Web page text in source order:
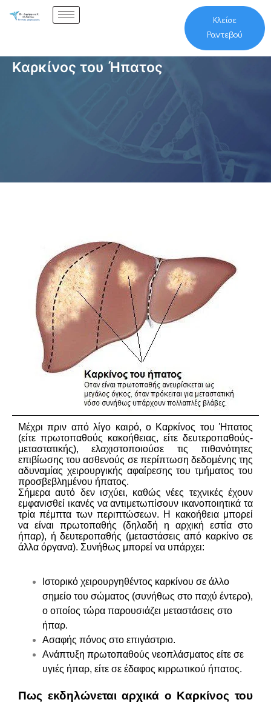
Κλείσε
Ραντεβού
Καρκίνος του Ήπατος
Μέχρι πριν από λίγο καιρό, ο Καρκίνος του Ήπατος
(είτε πρωτοπαθούς κακοήθειας, είτε δευτεροπαθούς-
μεταστατικής), ελαχιστοποιούσε τις πιθανότητες
επιβίωσης του ασθενούς σε περίπτωση δεδομένης της
αδυναμίας χειρουργικής αφαίρεσης του τμήματος του
προσβεβλημένου ήπατος.
Σήμερα αυτό δεν ισχύει, καθώς νέες τεχνικές έχουν
εμφανισθεί ικανές να αντιμετωπίσουν ικανοποιητικά τα
τρία πέμπτα των περιπτώσεων. Η κακοήθεια μπορεί
να είναι πρωτοπαθής (δηλαδή η αρχική εστία στο
ήπαρ), ή δευτεροπαθής (μεταστάσεις από καρκίνο σε
άλλα όργανα). Συνήθως μπορεί να υπάρχει:
Ιστορικό χειρουργηθέντος καρκίνου σε άλλο
σημείο του σώματος (συνήθως στο παχύ έντερο),
ο οποίος τώρα παρουσιάζει μεταστάσεις στο
ήπαρ.
Ασαφής πόνος στο επιγάστριο.
Ανάπτυξη πρωτοπαθούς νεοπλάσματος είτε σε
υγιές ήπαρ, είτε σε έδαφος κιρρωτικού ήπατος.
Πως εκδηλώνεται αρχικά ο Καρκίνος του